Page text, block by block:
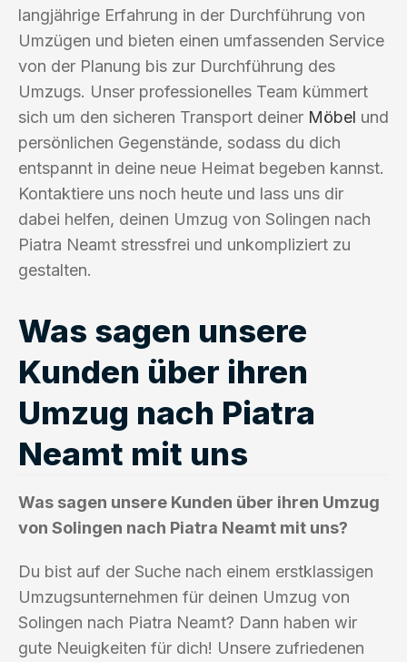
langjährige Erfahrung in der Durchführung von
Umzügen und bieten einen umfassenden Service
von der Planung bis zur Durchführung des
Umzugs. Unser professionelles Team kümmert
sich um den sicheren Transport deiner Möbel und
persönlichen Gegenstände, sodass du dich
entspannt in deine neue Heimat begeben kannst.
Kontaktiere uns noch heute und lass uns dir
dabei helfen, deinen Umzug von Solingen nach
Piatra Neamt stressfrei und unkompliziert zu
gestalten.
Was sagen unsere
Kunden über ihren
Umzug nach Piatra
Neamt mit uns
Was sagen unsere Kunden über ihren Umzug
von Solingen nach Piatra Neamt mit uns?
Du bist auf der Suche nach einem erstklassigen
Umzugsunternehmen für deinen Umzug von
Solingen nach Piatra Neamt? Dann haben wir
gute Neuigkeiten für dich! Unsere zufriedenen